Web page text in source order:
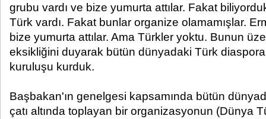
grubu vardı ve bize yumurta attılar. Fakat
Türk vardı. Fakat bunlar organize olamamışlar.
bize yumurta attılar. Ama Türkler yoktu. Bunun
eksikliğini duyarak bütün dünyadaki Türk
kuruluşu kurduk.
Başbakan'ın genelgesi kapsamında bütün
çatı altında toplayan bir organizasyonun (Dünya